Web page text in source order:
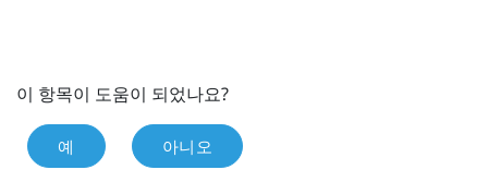
이 항목이 도움이 되었나요?
예 아니오